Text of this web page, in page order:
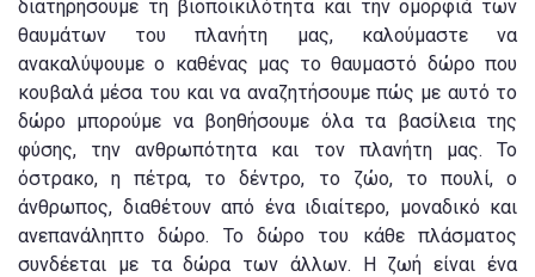
διατηρήσουμε τη βιοποικιλότητα και την ομορφιά των
θαυμάτων του πλανήτη μας, καλούμαστε να
ανακαλύψουμε ο καθένας μας το θαυμαστό δώρο που
κουβαλά μέσα του και να αναζητήσουμε πώς με αυτό το
δώρο μπορούμε να βοηθήσουμε όλα τα βασίλεια της
φύσης, την ανθρωπότητα και τον πλανήτη μας. Το
όστρακο, η πέτρα, το δέντρο, το ζώο, το πουλί, ο
άνθρωπος, διαθέτουν από ένα ιδιαίτερο, μοναδικό και
ανεπανάληπτο δώρο. Το δώρο του κάθε πλάσματος
συνδέεται με τα δώρα των άλλων. Η ζωή είναι ένα